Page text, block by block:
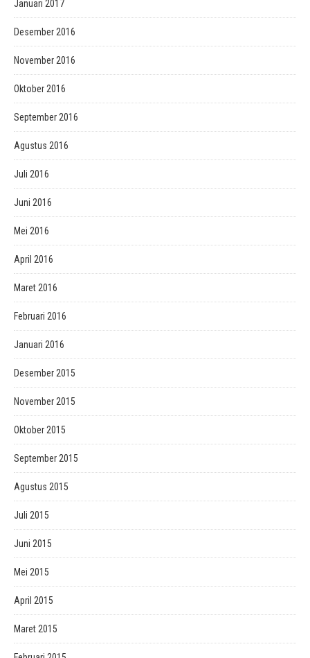
Januari 2017
Desember 2016
November 2016
Oktober 2016
September 2016
Agustus 2016
Juli 2016
Juni 2016
Mei 2016
April 2016
Maret 2016
Februari 2016
Januari 2016
Desember 2015
November 2015
Oktober 2015
September 2015
Agustus 2015
Juli 2015
Juni 2015
Mei 2015
April 2015
Maret 2015